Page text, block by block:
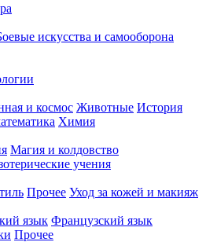
искусства и самооборона
и космос Животные История
Химия
Магия и колдовство
учения
Прочее Уход за кожей и макияж
язык Французский язык
Прочее